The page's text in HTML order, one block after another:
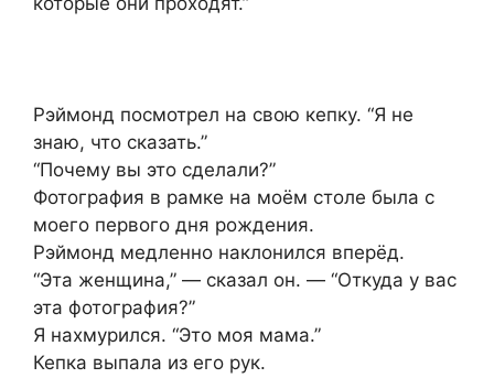
Рэймонд посмотрел на свою кепку. “Я не
знаю, что сказать.”
“Почему вы это сделали?”
Фотография в рамке на моём столе была с
моего первого дня рождения.
Рэймонд медленно наклонился вперёд.
“Эта женщина,” — сказал он. — “Откуда у вас
эта фотография?”
Я нахмурился. “Это моя мама.”
Кепка выпала из его рук.